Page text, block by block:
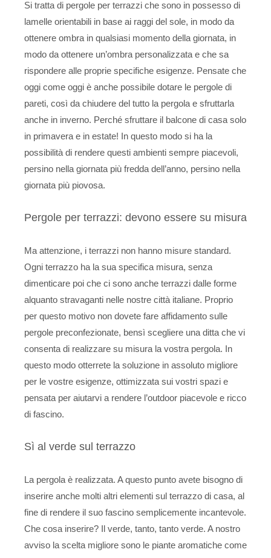
Si tratta di pergole per terrazzi che sono in possesso di
lamelle orientabili in base ai raggi del sole, in modo da
ottenere ombra in qualsiasi momento della giornata, in
modo da ottenere un’ombra personalizzata e che sa
rispondere alle proprie specifiche esigenze. Pensate che
oggi come oggi è anche possibile dotare le pergole di
pareti, così da chiudere del tutto la pergola e sfruttarla
anche in inverno. Perché sfruttare il balcone di casa solo
in primavera e in estate! In questo modo si ha la
possibilità di rendere questi ambienti sempre piacevoli,
persino nella giornata più fredda dell’anno, persino nella
giornata più piovosa.
Pergole per terrazzi: devono essere su misura
Ma attenzione, i terrazzi non hanno misure standard.
Ogni terrazzo ha la sua specifica misura, senza
dimenticare poi che ci sono anche terrazzi dalle forme
alquanto stravaganti nelle nostre città italiane. Proprio
per questo motivo non dovete fare affidamento sulle
pergole preconfezionate, bensì scegliere una ditta che vi
consenta di realizzare su misura la vostra pergola. In
questo modo otterrete la soluzione in assoluto migliore
per le vostre esigenze, ottimizzata sui vostri spazi e
pensata per aiutarvi a rendere l’outdoor piacevole e ricco
di fascino.
Sì al verde sul terrazzo
La pergola è realizzata. A questo punto avete bisogno di
inserire anche molti altri elementi sul terrazzo di casa, al
fine di rendere il suo fascino semplicemente incantevole.
Che cosa inserire? Il verde, tanto, tanto verde. A nostro
avviso la scelta migliore sono le piante aromatiche come